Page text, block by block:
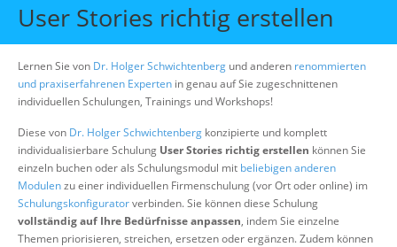
Beratung
Offene Seminare
Über uns
Suche
User Stories richtig erstellen
Lernen Sie von Dr. Holger Schwichtenberg und anderen renommierten
und praxiserfahrenen Experten in genau auf Sie zugeschnittenen
individuellen Schulungen, Trainings und Workshops!
Diese von Dr. Holger Schwichtenberg konzipierte und komplett
individualisierbare Schulung User Stories richtig erstellen können Sie
einzeln buchen oder als Schulungsmodul mit beliebigen anderen
Modulenzu einer individuellen Firmenschulung (vor Ort oder online) im
Schulungskonfiguratorverbinden. Sie können diese Schulung
vollständig auf Ihre Bedürfnisse anpassen, indem Sie einzelne
Themen priorisieren, streichen, ersetzen oder ergänzen. Zudem können